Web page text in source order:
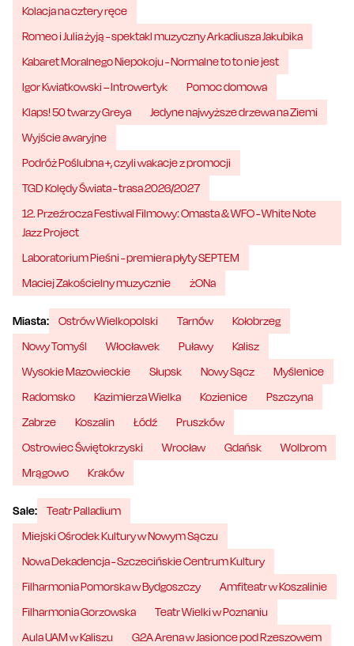
Kolacja na cztery ręce
Romeo i Julia żyją - spektakl muzyczny Arkadiusza Jakubika
Kabaret Moralnego Niepokoju - Normalne to to nie jest
Igor Kwiatkowski – Introwertyk
Pomoc domowa
Klaps! 50 twarzy Greya
Jedyne najwyższe drzewa na Ziemi
Wyjście awaryjne
Podróż Poślubna +, czyli wakacje z promocji
TGD Kolędy Świata - trasa 2026/2027
12. Przeźrocza Festiwal Filmowy: Omasta & WFO - White Note
Jazz Project
Laboratorium Pieśni - premiera płyty SEPTEM
Maciej Zakościelny muzycznie
żONa
Miasta: Ostrów Wielkopolski Tarnów
Kołobrzeg
Nowy Tomyśl
Włocławek Puławy
Kalisz
Wysokie Mazowieckie
Słupsk Nowy Sącz
Myślenice
Radomsko
Kazimierza Wielka Kozienice
Pszczyna
Zabrze
Koszalin Łódź
Pruszków
Ostrowiec Świętokrzyski
Wrocław Gdańsk
Wolbrom
Mrągowo
Kraków
Sale:
Teatr Palladium
Miejski Ośrodek Kultury w Nowym Sączu
Nowa Dekadencja - Szczecińskie Centrum Kultury
Filharmonia Pomorska w Bydgoszczy
Amfiteatr w Koszalinie
Filharmonia Gorzowska
Teatr Wielki w Poznaniu
Aula UAM w Kaliszu
G2A Arena w Jasionce pod Rzeszowem